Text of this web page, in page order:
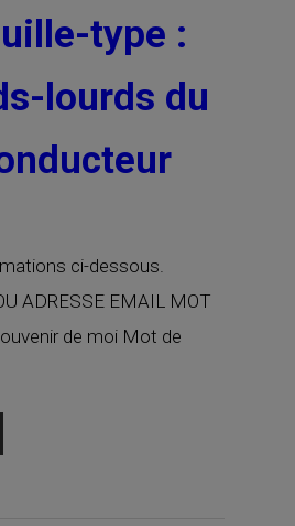
type :
lourds du
ci-dessous.
ADRESSE EMAIL MOT
de moi Mot de